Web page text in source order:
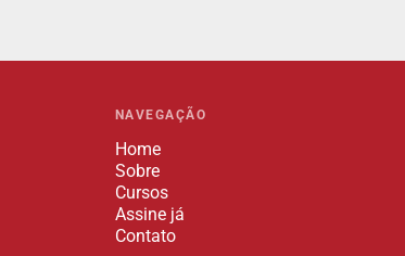
NAVEGAÇÃO
Home
Sobre
Cursos
Assine já
Contato